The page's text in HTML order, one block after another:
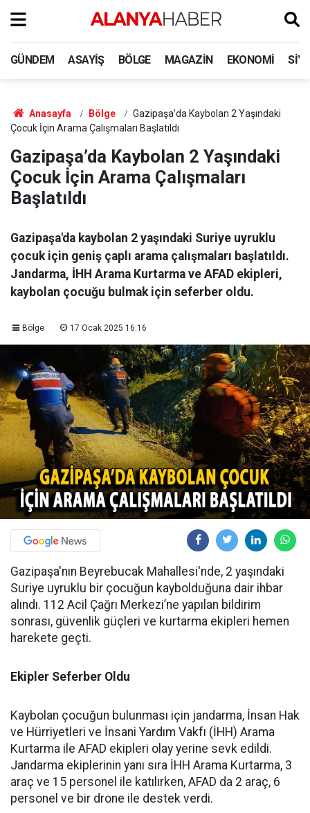
GÜNDEM ASAYIŞ BÖLGE MAGAZIN EKONOMI
Anasayfa Bölge
Gazipaşa’da Kaybolan 2 Yaşındaki
Çocuk İçin Arama Çalışmaları Başlatıldı
Gazipaşa’da Kaybolan 2 Yaşındaki
Çocuk İçin Arama Çalışmaları
Başlatıldı
Gazipaşa'da kaybolan 2 yaşındaki Suriye uyruklu
çocuk için geniş çaplı arama çalışmaları başlatıldı.
Jandarma, İHH Arama Kurtarma ve AFAD ekipleri,
kaybolan çocuğu bulmak için seferber oldu.
Bölge 17 Ocak 2025 16:16
Gazipaşa'nın Beyrebucak Mahallesi'nde, 2 yaşındaki
Suriye uyruklu bir çocuğun kaybolduğuna dair ihbar
alındı. 112 Acil Çağrı Merkezi’ne yapılan bildirim
sonrası, güvenlik güçleri ve kurtarma ekipleri hemen
harekete geçti.
Ekipler Seferber Oldu
Kaybolan çocuğun bulunması için jandarma, İnsan Hak
ve Hürriyetleri ve İnsani Yardım Vakfı (İHH) Arama
Kurtarma ile AFAD ekipleri olay yerine sevk edildi.
Jandarma ekiplerinin yanı sıra İHH Arama Kurtarma, 3
araç ve 15 personel ile katılırken, AFAD da 2 araç, 6
personel ve bir drone ile destek verdi.